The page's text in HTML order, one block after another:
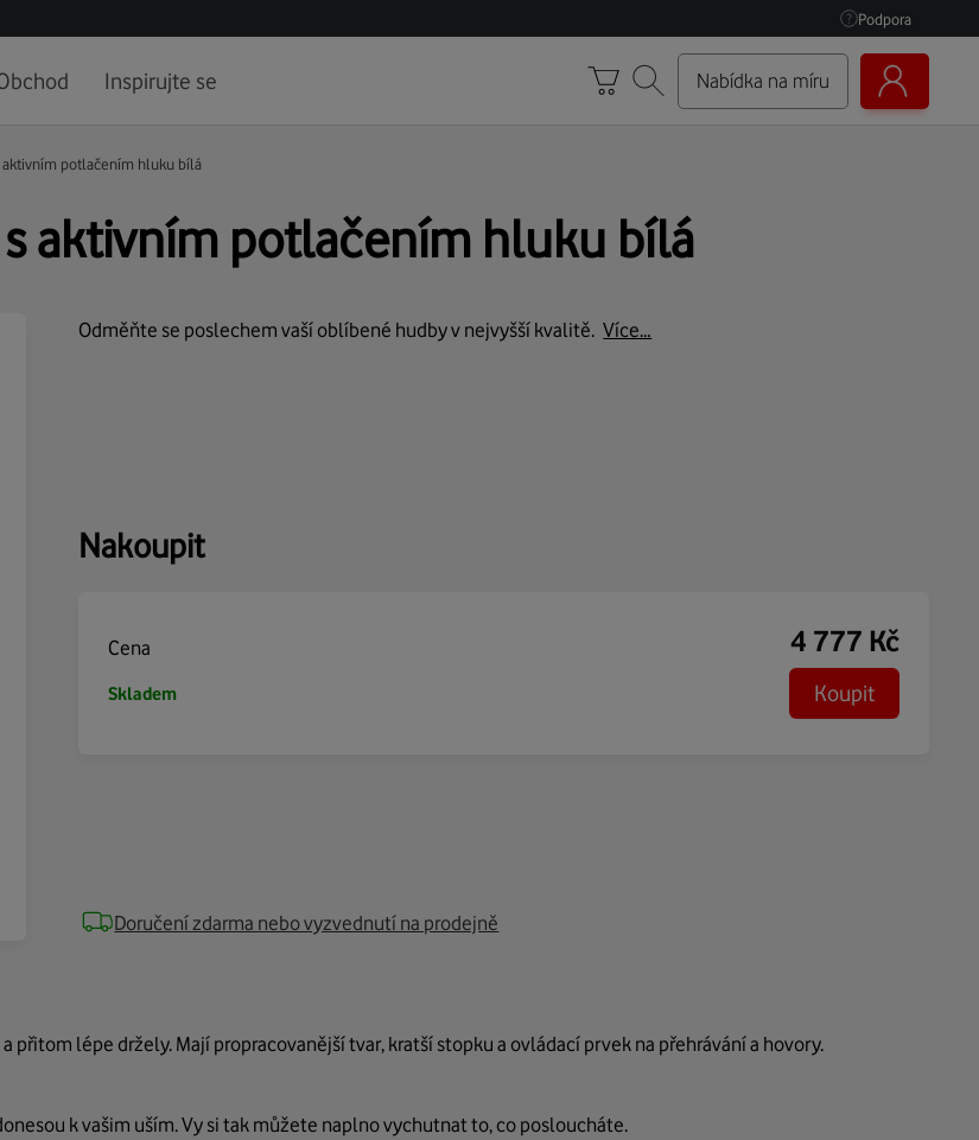
Podpora
Inspirujte se Nabídka na míru
aktivním potlačením hluku bílá
aktivním potlačením hluku bílá
Odměňte se poslechem vaší oblíbené hudby v nejvyšší kvalitě. Více…
Nakoupit
Cena 4 777 Kč
Skladem Koupit
Doručení zdarma nebo vyzvednutí na prodejně
lépe držely. Mají propracovanější tvar, kratší stopku a ovládací prvek na přehrávání a hovory.
k vašim uším. Vy si tak můžete naplno vychutnat to, co posloucháte.